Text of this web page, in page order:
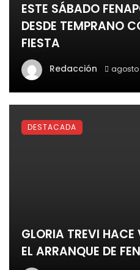
ESTE SÁBADO
DESDE TEMPRANO
FIESTA
Redacción agosto
GLORIA TREVI HACE
EL ARRANQUE DE
DESTACADA